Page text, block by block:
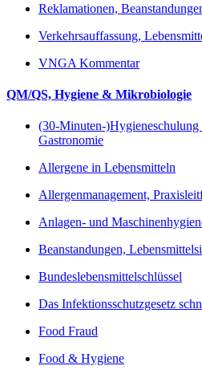
Reklamationen,
Verkehrsauffassung,
VNGA Kommentar
QM/QS, Hygiene & Mikrobiologie
(30-Minuten-
Gastronomie
Allergene in Lebensmitteln
Allergenmanagement,
Anlagen- und
Beanstandungen,
Bundeslebensmittelschlüssel
Das Infektionsschutzgesetz
Food Fraud
Food & Hygiene